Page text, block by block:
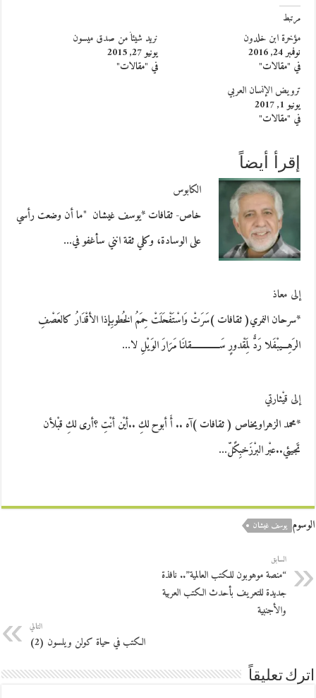
مرتبط
مؤخرة ابن خلدون
نوفمبر 24, 2016
في "مقالات"
نريد شيئاً من صدق ميسون
يونيو 27, 2015
في "مقالات"
ترويض الإنسان العربي
يونيو 1, 2017
في "مقالات"
إقرأ أيضاً
الكابوس
خاص- ثقافات *يوسف غيشان "ما أن وضعت رأسي
على الوسادة، وكلي ثقة انني سأغفو في…
إلى معاذ
*سرحان النمري( ثقافات )سَرَتْ وَاسْتَفْحَلَتْ حِمَمُ الخُطوبِإذا الأقْدَارُ كالعَصْفِ
الرَهِـــيبْفَلا رَدٌّ لِمَقْدورٍ سَـــــــــــــقانَا مَرَارَ الوَيْلِ لا…
إلى قيْثارتي
*محمد الزهراويخاص ( ثقافات )آه .. أَ أبوح لكِ ..أيْن أنْتِ ؟أرى لكِ قبْلأن
تَجيئي..عبْر البرْزَخبِكًلّ…
الوسوم يوسف غيشان
السابق
“منصة موهوبون للكتب العالمية”.. نافذة
جديدة للتعريف بأحدث الكتب العربية
والأجنبية
التالي
الكتب في حياة كولن ويلسون (2)
اترك تعليقاً